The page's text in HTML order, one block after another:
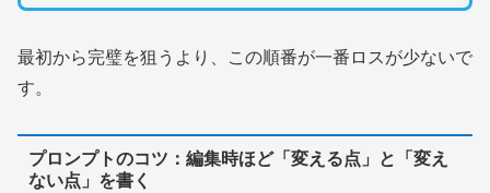
最初から完璧を狙うより、この順番が一番ロスが少ないで
す。
プロンプトのコツ：編集時ほど「変える点」と「変え
ない点」を書く